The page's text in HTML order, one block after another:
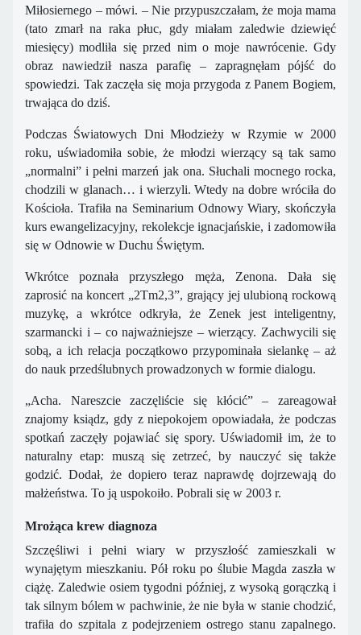
Miłosiernego – mówi. – Nie przypuszczałam, że moja mama
(tato zmarł na raka płuc, gdy miałam zaledwie dziewięć
miesięcy) modliła się przed nim o moje nawrócenie. Gdy
obraz nawiedził nasza parafię – zapragnęłam pójść do
spowiedzi. Tak zaczęła się moja przygoda z Panem Bogiem,
trwająca do dziś.
Podczas Światowych Dni Młodzieży w Rzymie w 2000
roku, uświadomiła sobie, że młodzi wierzący są tak samo
„normalni” i pełni marzeń jak ona. Słuchali mocnego rocka,
chodzili w glanach… i wierzyli. Wtedy na dobre wróciła do
Kościoła. Trafiła na Seminarium Odnowy Wiary, skończyła
kurs ewangelizacyjny, rekolekcje ignacjańskie, i zadomowiła
się w Odnowie w Duchu Świętym.
Wkrótce poznała przyszłego męża, Zenona. Dała się
zaprosić na koncert „2Tm2,3”, grający jej ulubioną rockową
muzykę, a wkrótce odkryła, że Zenek jest inteligentny,
szarmancki i – co najważniejsze – wierzący. Zachwycili się
sobą, a ich relacja początkowo przypominała sielankę – aż
do nauk przedślubnych prowadzonych w formie dialogu.
„Acha. Nareszcie zaczęliście się kłócić” – zareagował
znajomy ksiądz, gdy z niepokojem opowiadała, że podczas
spotkań zaczęły pojawiać się spory. Uświadomił im, że to
naturalny etap: muszą się zetrzeć, by nauczyć się także
godzić. Dodał, że dopiero teraz naprawdę dojrzewają do
małżeństwa. To ją uspokoiło. Pobrali się w 2003 r.
Mrożąca krew diagnoza
Szczęśliwi i pełni wiary w przyszłość zamieszkali w
wynajętym mieszkaniu. Pół roku po ślubie Magda zaszła w
ciążę. Zaledwie osiem tygodni później, z wysoką gorączką i
tak silnym bólem w pachwinie, że nie była w stanie chodzić,
trafiła do szpitala z podejrzeniem ostrego stanu zapalnego.